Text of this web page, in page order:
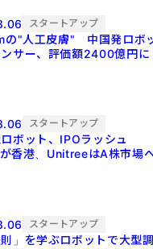
スタートアップ
の"人工皮膚" 中国発ロボ
ンサー、評価額2400億円に
スタートアップ
ボット、IPOラッシュ
香港、UnitreeはA株市場
スタートアップ
」を学ぶロボットで大型